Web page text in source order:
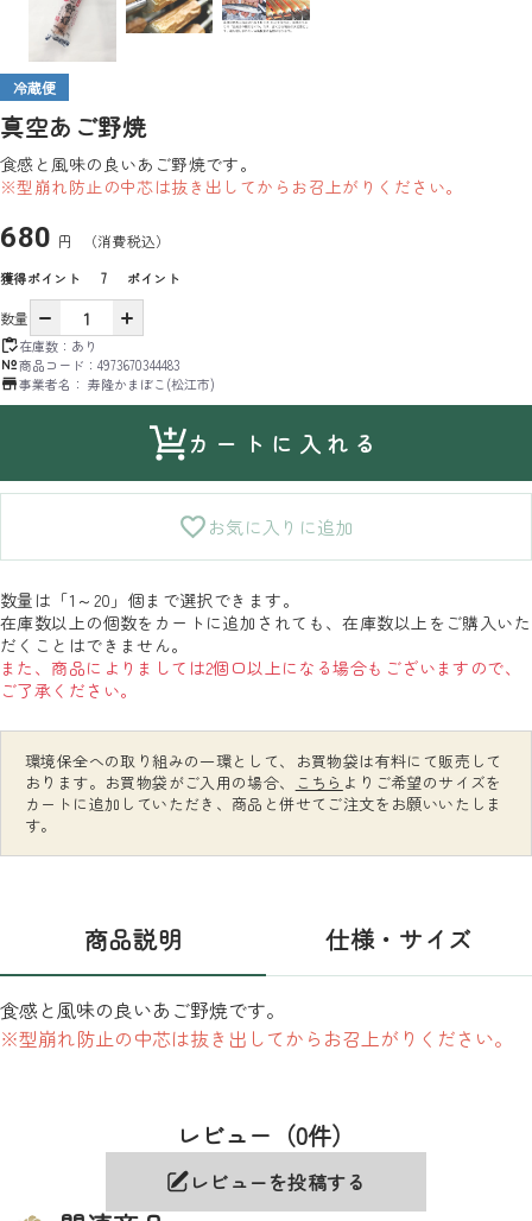
冷蔵便
真空あご野焼
食感と風味の良いあご野焼です。
※型崩れ防止の中芯は抜き出してからお召上がりください。
680 円 （消費税込）
獲得ポイント 7 ポイント
数量
在庫数： あり
商品コード： 4973670344483
事業者名： 寿隆かまぼこ(松江市)
カートに入れる
お気に入りに追加
数量は「1～20」個まで選択できます。
在庫数以上の個数をカートに追加されても、在庫数以上をご購入いた
だくことはできません。
また、商品によりましては2個口以上になる場合もございますので、
ご了承ください。
環境保全への取り組みの一環として、お買物袋は有料にて販売して
おります。お買物袋がご入用の場合、
こちら よりご希望のサイズを
カートに追加していただき、商品と併せてご注文をお願いいたしま
す。
商品説明 仕様・サイズ
食感と風味の良いあご野焼です。
※型崩れ防止の中芯は抜き出してからお召上がりください。
レビュー（0件）
レビューを投稿する